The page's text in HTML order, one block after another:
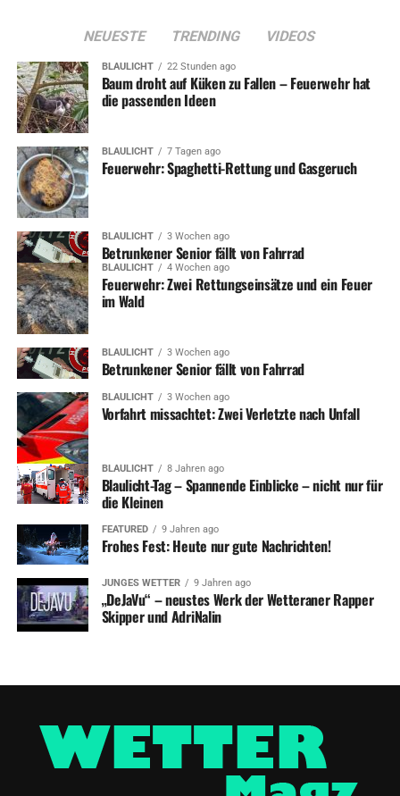
NEUESTE TRENDING VIDEOS
BLAULICHT 22 Stunden ago
Baum droht auf Küken zu Fallen – Feuerwehr hat
die passenden Ideen
BLAULICHT 7 Tagen ago
Feuerwehr: Spaghetti-Rettung und Gasgeruch
BLAULICHT 3 Wochen ago
Betrunkener Senior fällt von Fahrrad
BLAULICHT 4 Wochen ago
Feuerwehr: Zwei Rettungseinsätze und ein Feuer
im Wald
BLAULICHT 3 Wochen ago
Betrunkener Senior fällt von Fahrrad
BLAULICHT 3 Wochen ago
Vorfahrt missachtet: Zwei Verletzte nach Unfall
BLAULICHT 8 Jahren ago
Blaulicht-Tag – Spannende Einblicke – nicht nur für
die Kleinen
FEATURED 9 Jahren ago
Frohes Fest: Heute nur gute Nachrichten!
JUNGES WETTER 9 Jahren ago
„DeJaVu“ – neustes Werk der Wetteraner Rapper
Skipper und AdriNalin